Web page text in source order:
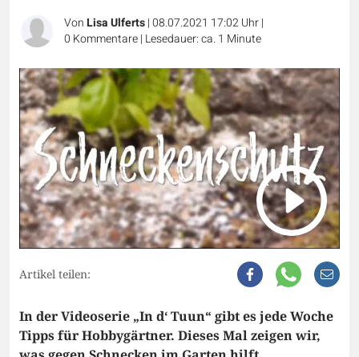
VonLisa Ulferts|08.07.2021 17:02 Uhr|
0 Kommentare| Lesedauer: ca. 1 Minute
Artikel teilen:
In der Videoserie „In d‘ Tuun“ gibt es jede Woche
Tipps für Hobbygärtner. Dieses Mal zeigen wir,